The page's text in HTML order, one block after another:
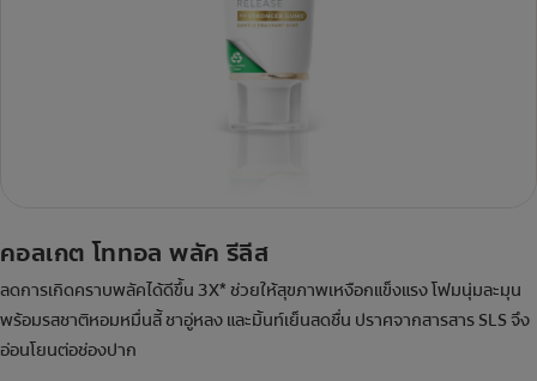
คอลเกต โททอล พลัค รีลีส
ลดการเกิดคราบพลัคได้ดีขึ้น 3X* ช่วยให้สุขภาพเหงือกแข็งแรง โฟมนุ่มละมุน
พร้อมรสชาติหอมหมื่นลี้ ชาอู่หลง และมิ้นท์เย็นสดชื่น ปราศจากสารสาร SLS จึง
อ่อนโยนต่อช่องปาก